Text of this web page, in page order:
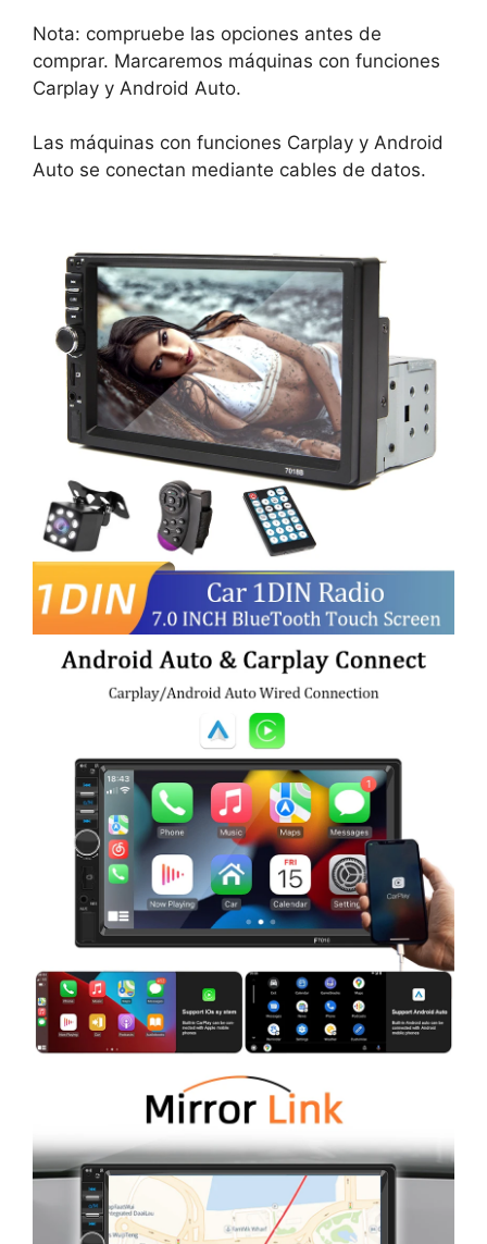
Nota: compruebe las opciones antes de
comprar. Marcaremos máquinas con funciones
Carplay y Android Auto.
Las máquinas con funciones Carplay y Android
Auto se conectan mediante cables de datos.